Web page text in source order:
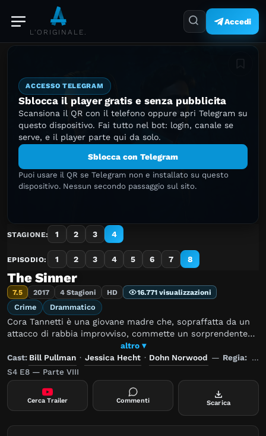
L'ORIGINALE.
Accedi
ACCESSO TELEGRAM
Sblocca il player gratis e senza pubblicita
Scansiona il QR con il telefono oppure apri Telegram su
questo dispositivo. Fai tutto nel bot: login, canale se
serve, e il player parte qui da solo.
Sblocca con Telegram
Puoi usare il QR se Telegram non e installato su questo
dispositivo. Nessun secondo passaggio sul sito.
STAGIONE: 1 2 3 4
EPISODIO: 1 2 3 4 5 6 7 8
The Sinner
7.5 2017 4 Stagioni HD 16.771 visualizzazioni
Crime Drammatico
Cora Tannetti è una giovane madre che, sopraffatta da un
attacco di rabbia improvviso, commette un sorprendente
atto di violenza pubblico, un orrore cui non si riesce a dare
una spiegazione. Mentre l'avvenimento scatena una serie di
eventi incredibile, Harry Ambrose, un detective
ossessionato dal movente della donna, si ritrova coinvolto
con lei in un viaggio straziante nelle profondità della sua
psiche e dei violenti segreti nascosti del suo passato.
altro ▾
Cast: Bill Pullman · Jessica Hecht · Dohn Norwood — Regia:
S4 E8 — Parte VIII
Cerca Trailer Commenti Scarica